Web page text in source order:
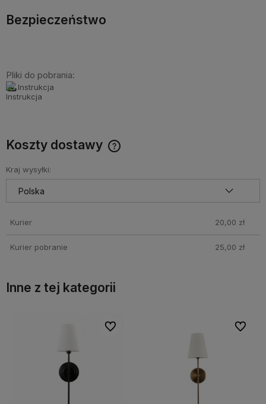
Bezpieczeństwo
Pliki do pobrania:
Instrukcja
Koszty dostawy
Kraj wysyłki:
Kurier 20,00 zł
Kurier pobranie 25,00 zł
Inne z tej kategorii
Do ulubionych
Do ulubionych Do
Do